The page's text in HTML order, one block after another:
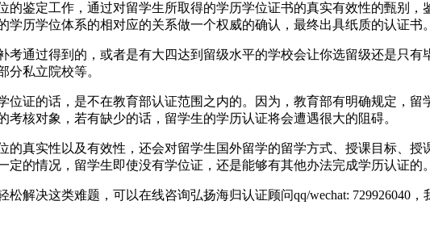
的鉴定工作，通过对留学生所取得的学历学位证书的真实有效性的甄别
历学位体系的相对应的关系做一个权威的确认，最终出具纸质的认证书。
通过得到的，或者是有大四达到留级水平的学校会让你选留级还是只
分私立院校等。
证的话，是不在教育部认证范围之内的。因为，教育部有明确规定，
核对象，若有缺少的话，留学生的学历认证将会遭遇很大的阻碍。
真实性以及有效性，还会对留学生国外留学的留学方式、授课目标、
的情况，留学生即使没有学位证，还是能够有其他办法完成学历认证的。
解决这类难题，可以在线咨询弘扬海归认证顾问qq/wechat: 729926040